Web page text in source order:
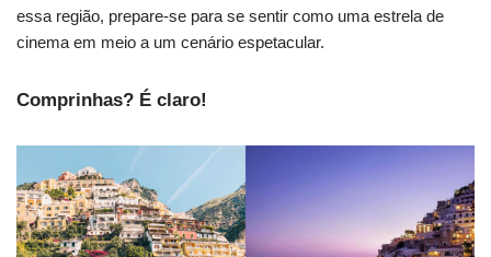
essa região, prepare-se para se sentir como uma estrela de
cinema em meio a um cenário espetacular.
Comprinhas? É claro!